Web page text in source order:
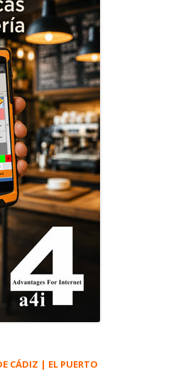
CÁDIZ | EL PUERTO